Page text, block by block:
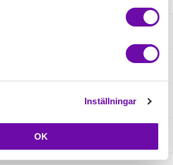
Inställningar
OK